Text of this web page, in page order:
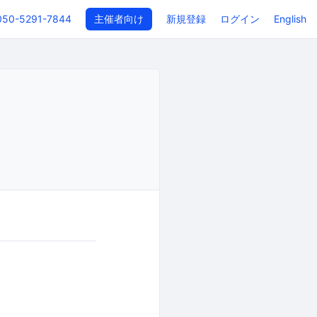
5291-7844 主催者向け 新規登録 ログイン English